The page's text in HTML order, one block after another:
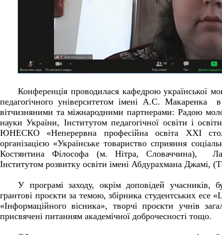
Конференція проводилася кафедрою української
педагогічного університетом імені А.С. Макаренка
вітчизняними та міжнародними партнерами: Радою
науки України, Інститутом педагогічної освіти і
ЮНЕСКО «Неперервна професійна освіта ХХІ
організацією «Українське товариство сприяння
Костянтина Філософа (м. Нітра, Словаччина),
Інститутом розвитку освіти імені Абдурахмана Джамі,
У програмі заходу, окрім доповідей учасників,
грантові проєкти за темою, збірника студентських есе
«Інформаційного вісника», творчі проєкти учнів
присвячені питанням академічної доброчесності тощо.